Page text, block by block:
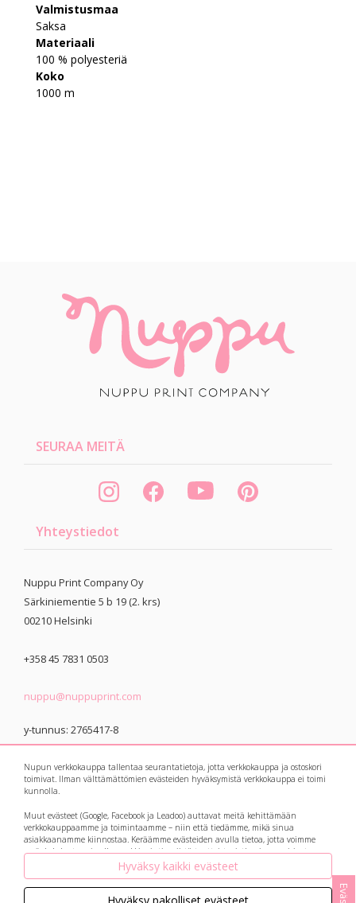
Valmistusmaa
Saksa
Materiaali
100 % polyesteriä
Koko
1000 m
SEURAA MEITÄ
Yhteystiedot
Nuppu Print Company Oy
Särkiniementie 5 b 19 (2. krs)
00210Helsinki
+358 45 7831 0503
nuppu@nuppuprint.com
y-tunnus: 2765417-8
© 2021 Nuppu Print
Company
Tietosuojaseloste
Nupun verkkokauppa tallentaa seurantatietoja, jotta verkkokauppa ja ostoskori
toimivat. Ilman välttämättömien evästeiden hyväksymistä verkkokauppa ei toimi
kunnolla.
Muut evästeet (Google, Facebook ja Leadoo) auttavat meitä kehittämään
verkkokauppaamme ja toimintaamme – niin että tiedämme, mikä sinua
asiakkaanamme kiinnostaa. Keräämme evästeiden avulla tietoa, jotta voimme
myös kohdentaa sinulle markkinointia niistä tuotteista, jotka sinua voisivat
kiinnostaa. Botit eli avautuvat keskusteluikkunat ja suosittelukoneet keräävät
myös tietoa kysymyksistäsi ja vastauksistasi, ja ne auttavat meitä vastaamaan ja
palvelemaan jatkossa vielä paremmin!
Hyväksy kaikki evästeet